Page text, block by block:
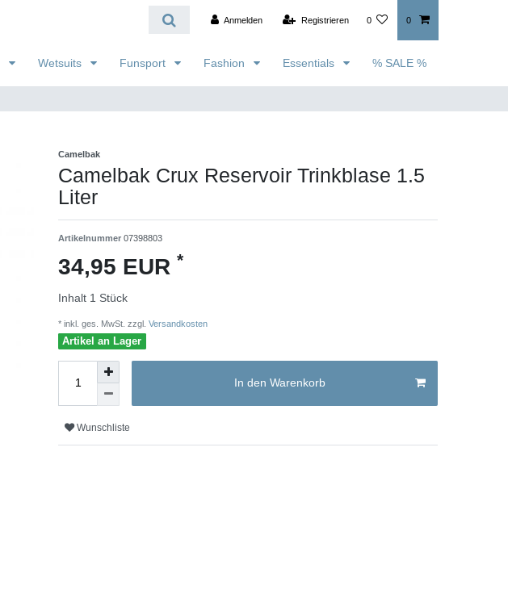
Anmelden Registrieren 0 0
Wetsuits Funsport Fashion Essentials % SALE %
Camelbak
Camelbak Crux Reservoir Trinkblase 1.5
Liter
Artikelnummer 07398803
34,95 EUR *
Inhalt 1 Stück
* inkl. ges. MwSt. zzgl. Versandkosten
Artikel an Lager
In den Warenkorb
Wunschliste